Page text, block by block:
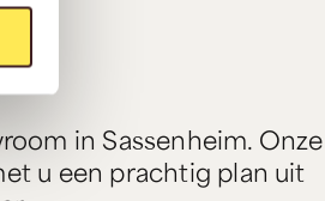
in Sassenheim. Onze
u een prachtig plan uit